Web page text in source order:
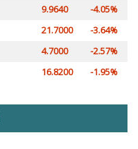
9.9640
-4.05%
21.7000
-3.64%
4.7000
-2.57%
16.8200 -1.95%